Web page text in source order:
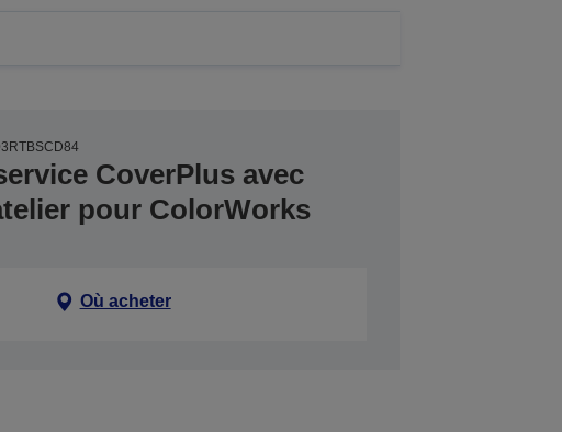
CoverPlus avec
pour ColorWorks
Où acheter